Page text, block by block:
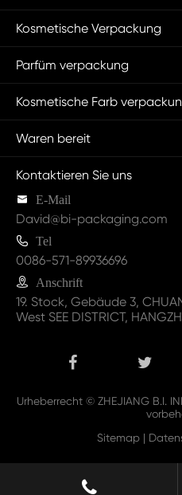
Kosmetische Verpackung
Parfüm verpackung
Kosmetische Farb
Waren bereit
Kontaktieren Sie uns
 E-Mail
David@bi-packaging.com
 Tel
0086-571-89936696
 Anschrift
19. Stock, Gebäude 3,
West SEE DISTRICT,
Urheberrecht © ZHEJIANG B.I.
Sitemap |
